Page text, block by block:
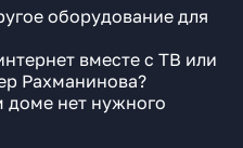
оборудование для
вместе с ТВ или
Рахманинова?
доме нет нужного